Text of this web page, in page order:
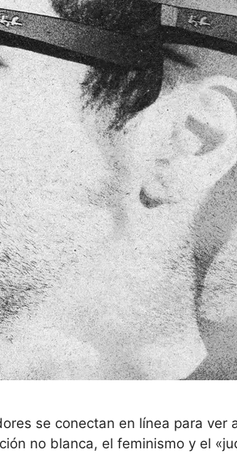
se conectan en línea para ver
no blanca, el feminismo y el